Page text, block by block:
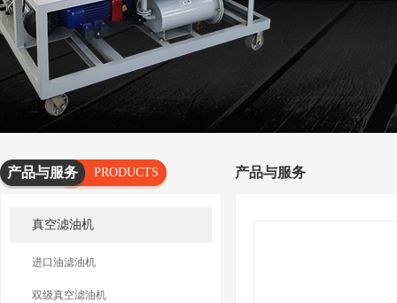
产品与服务
PRODUCTS
真空滤油机
进口油滤油机
双级真空滤油机
产品与服务